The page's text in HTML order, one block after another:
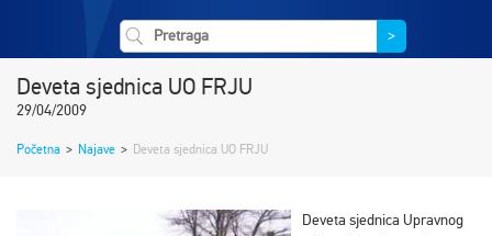
>
Deveta sjednica UO FRJU
29/04/2009
Početna > Najave > Deveta sjednica UO FRJU
Deveta sjednica Upravnog